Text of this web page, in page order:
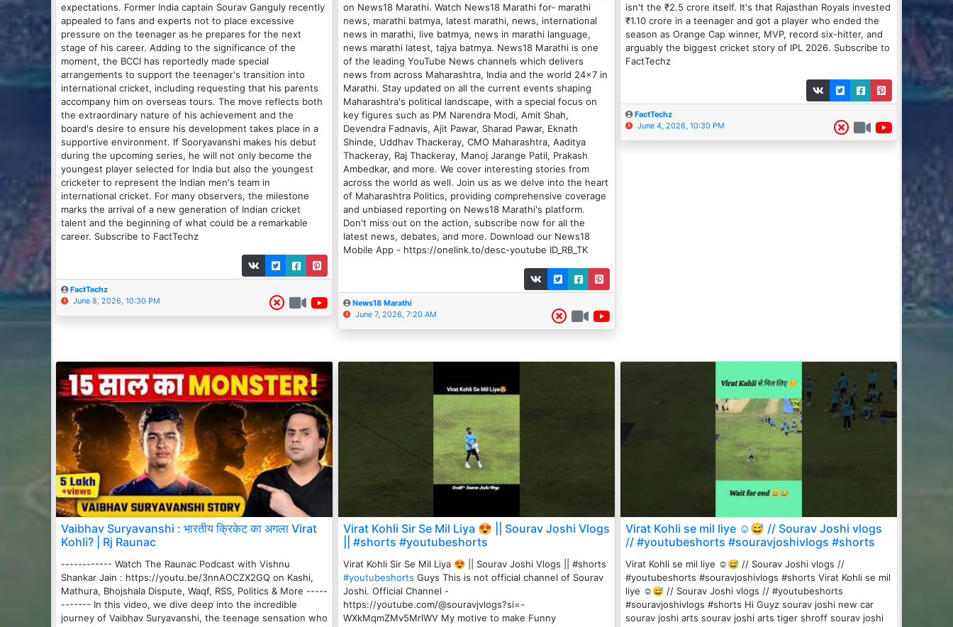
expectations. Former India captain Sourav Ganguly recently
appealed to fans and experts not to place excessive
pressure on the teenager as he prepares for the next
stage of his career. Adding to the significance of the
moment, the BCCI has reportedly made special
arrangements to support the teenager's transition into
international cricket, including requesting that his parents
accompany him on overseas tours. The move reflects both
the extraordinary nature of his achievement and the
board's desire to ensure his development takes place in a
supportive environment. If Sooryavanshi makes his debut
during the upcoming series, he will not only become the
youngest player selected for India but also the youngest
cricketer to represent the Indian men's team in
international cricket. For many observers, the milestone
marks the arrival of a new generation of Indian cricket
talent and the beginning of what could be a remarkable
career. Subscribe to FactTechz
FactTechz
June 8, 2026, 10:30 PM
on News18 Marathi. Watch News18 Marathi for- marathi
news, marathi batmya, latest marathi, news, international
news in marathi, live batmya, news in marathi language,
news marathi latest, tajya batmya. News18 Marathi is one
of the leading YouTube News channels which delivers
news from across Maharashtra, India and the world 24x7 in
Marathi. Stay updated on all the current events shaping
Maharashtra's political landscape, with a special focus on
key figures such as PM Narendra Modi, Amit Shah,
Devendra Fadnavis, Ajit Pawar, Sharad Pawar, Eknath
Shinde, Uddhav Thackeray, CMO Maharashtra, Aaditya
Thackeray, Raj Thackeray, Manoj Jarange Patil, Prakash
Ambedkar, and more. We cover interesting stories from
across the world as well. Join us as we delve into the heart
of Maharashtra Politics, providing comprehensive coverage
and unbiased reporting on News18 Marathi's platform.
Don't miss out on the action, subscribe now for all the
latest news, debates, and more. Download our News18
Mobile App - https://onelink.to/desc-youtube ID_RB_TK
News18 Marathi
June 7, 2026, 7:20 AM
isn't the ₹2.5 crore itself. It's that Rajasthan Royals invested
₹1.10 crore in a teenager and got a player who ended the
season as Orange Cap winner, MVP, record six-hitter, and
arguably the biggest cricket story of IPL 2026. Subscribe to
FactTechz
FactTechz
June 4, 2026, 10:30 PM
Vaibhav Suryavanshi : भारतीय क्रिकेट का अगला Virat
Kohli? | Rj Raunac
------------ Watch The Raunac Podcast with Vishnu
Shankar Jain : https://youtu.be/3nnAOCZX2GQ on Kashi,
Mathura, Bhojshala Dispute, Waqf, RSS, Politics & More -----
------- In this video, we dive deep into the incredible
journey of Vaibhav Suryavanshi, the teenage sensation who
Virat Kohli Sir Se Mil Liya 😍 || Sourav Joshi Vlogs
|| #shorts #youtubeshorts
Virat Kohli Sir Se Mil Liya 😍 || Sourav Joshi Vlogs || #shorts
#youtubeshorts Guys This is not official channel of Sourav
Joshi. Official Channel -
https://youtube.com/@souravjvlogs?si=-
WXkMqmZMv5MrlWV My motive to make Funny
Virat Kohli se mil liye ☺️😅 // Sourav Joshi vlogs
// #youtubeshorts #souravjoshivlogs #shorts
Virat Kohli se mil liye ☺️😅 // Sourav Joshi vlogs //
#youtubeshorts #souravjoshivlogs #shorts Virat Kohli se mil
liye ☺️😅 // Sourav Joshi vlogs // #youtubeshorts
#souravjoshivlogs #shorts Hi Guyz sourav joshi new car
sourav joshi arts sourav joshi arts tiger shroff sourav joshi